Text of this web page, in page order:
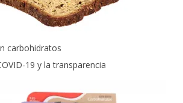
carbohidratos
19 y la transparencia